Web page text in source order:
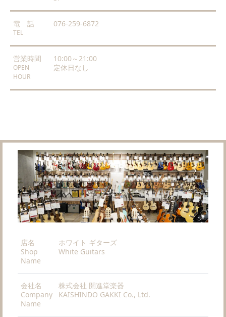
電 話
TEL
076-259-6872
営業時間
OPEN
HOUR
10:00～21:00
定休日なし
店名
Shop
Name
ホワイト ギターズ
White Guitars
会社名
Company
Name
株式会社 開進堂楽器
KAISHINDO GAKKI Co., Ltd.